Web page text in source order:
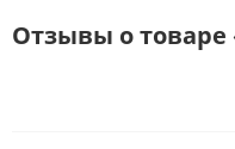
Расходные материалы
Отзывы о товаре